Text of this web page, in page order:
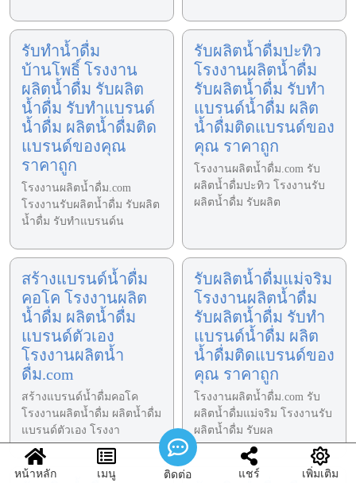
รับทำน้ำดื่ม
บ้านโพธิ์ โรงงาน
ผลิตน้ำดื่ม รับผลิต
น้ำดื่ม รับทำแบรนด์
น้ำดื่ม ผลิตน้ำดื่มติด
แบรนด์ของคุณ
ราคาถูก
โรงงานผลิตน้ำดื่ม.com
โรงงานรับผลิตน้ำดื่ม รับผลิต
น้ำดื่ม รับทำแบรนด์น
รับผลิตน้ำดื่มปะทิว
โรงงานผลิตน้ำดื่ม
รับผลิตน้ำดื่ม รับทำ
แบรนด์น้ำดื่ม ผลิต
น้ำดื่มติดแบรนด์ของ
คุณ ราคาถูก
โรงงานผลิตน้ำดื่ม.com รับ
ผลิตน้ำดื่มปะทิว โรงงานรับ
ผลิตน้ำดื่ม รับผลิต
สร้างแบรนด์น้ำดื่ม
คอโค โรงงานผลิต
น้ำดื่ม ผลิตน้ำดื่ม
แบรนด์ตัวเอง
โรงงานผลิตน้ำ
ดื่ม.com
สร้างแบรนด์น้ำดื่มคอโค
โรงงานผลิตน้ำดื่ม ผลิตน้ำดื่ม
แบรนด์ตัวเอง โรงงา
รับผลิตน้ำดื่มแม่จริม
โรงงานผลิตน้ำดื่ม
รับผลิตน้ำดื่ม รับทำ
แบรนด์น้ำดื่ม ผลิต
น้ำดื่มติดแบรนด์ของ
คุณ ราคาถูก
โรงงานผลิตน้ำดื่ม.com รับ
ผลิตน้ำดื่มแม่จริม โรงงานรับ
ผลิตน้ำดื่ม รับผล
หน้าหลัก เมนู ติดต่อ แชร์ เพิ่มเติม